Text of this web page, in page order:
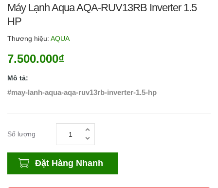
Máy Lạnh Aqua AQA-RUV13RB Inverter 1.5
HP
Thương hiệu: AQUA
7.500.000₫
Mô tả:
#may-lanh-aqua-aqa-ruv13rb-inverter-1.5-hp
Số lượng
Đặt Hàng Nhanh